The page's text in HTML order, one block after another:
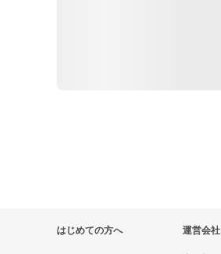
はじめての方へ 運営会社